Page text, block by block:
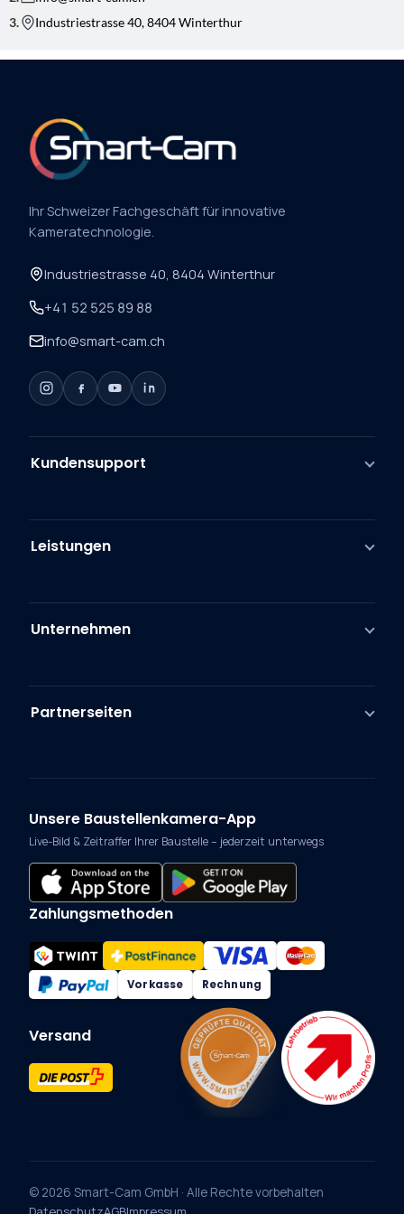
Industriestrasse 40, 8404 Winterthur
Ihr Schweizer Fachgeschäft für innovative
Kameratechnologie.
Industriestrasse 40, 8404 Winterthur
+41 52 525 89 88
info@smart-cam.ch
Kundensupport
Leistungen
Unternehmen
Partnerseiten
Unsere Baustellenkamera-App
Live-Bild & Zeitraffer Ihrer Baustelle – jederzeit unterwegs
Zahlungsmethoden
Vorkasse Rechnung
Versand
© 2026 Smart-Cam GmbH · Alle Rechte vorbehalten